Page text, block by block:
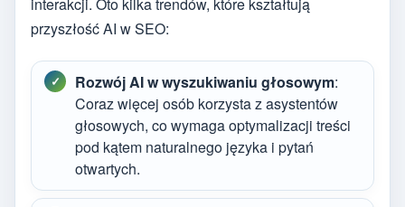
przyszłość AI w SEO:
Rozwój AI w wyszukiwaniu głosowym:
Coraz więcej osób korzysta z asystentów
głosowych, co wymaga optymalizacji treści
pod kątem naturalnego języka i pytań
otwartych.